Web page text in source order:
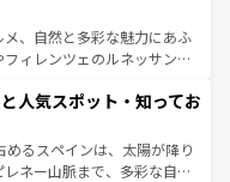
、自然と多彩な魅力にあふ
ィレンツェのルネッサンス
風景やアマルフィ海岸の絶
。観光の合間には、本場の
リア料理を堪能することも
まで、すべての瞬間を楽し
人気スポット・知ってお
るスペインは、太陽が降り
ネー山脈まで、多彩な自然